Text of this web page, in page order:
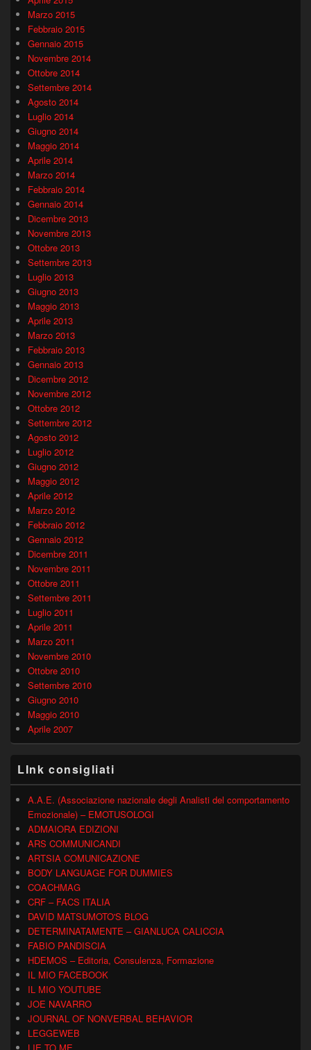
Marzo 2015
Febbraio 2015
Gennaio 2015
Novembre 2014
Ottobre 2014
Settembre 2014
Agosto 2014
Luglio 2014
Giugno 2014
Maggio 2014
Aprile 2014
Marzo 2014
Febbraio 2014
Gennaio 2014
Dicembre 2013
Novembre 2013
Ottobre 2013
Settembre 2013
Luglio 2013
Giugno 2013
Maggio 2013
Aprile 2013
Marzo 2013
Febbraio 2013
Gennaio 2013
Dicembre 2012
Novembre 2012
Ottobre 2012
Settembre 2012
Agosto 2012
Luglio 2012
Giugno 2012
Maggio 2012
Aprile 2012
Marzo 2012
Febbraio 2012
Gennaio 2012
Dicembre 2011
Novembre 2011
Ottobre 2011
Settembre 2011
Luglio 2011
Aprile 2011
Marzo 2011
Novembre 2010
Ottobre 2010
Settembre 2010
Giugno 2010
Maggio 2010
Aprile 2007
LInk consigliati
A.A.E. (Associazione nazionale degli Analisti del comportamento
Emozionale) – EMOTUSOLOGI
ADMAIORA EDIZIONI
ARS COMMUNICANDI
ARTSIA COMUNICAZIONE
BODY LANGUAGE FOR DUMMIES
COACHMAG
CRF – FACS ITALIA
DAVID MATSUMOTO'S BLOG
DETERMINATAMENTE – GIANLUCA CALICCIA
FABIO PANDISCIA
HDEMOS – Editoria, Consulenza, Formazione
IL MIO FACEBOOK
IL MIO YOUTUBE
JOE NAVARRO
JOURNAL OF NONVERBAL BEHAVIOR
LEGGEWEB